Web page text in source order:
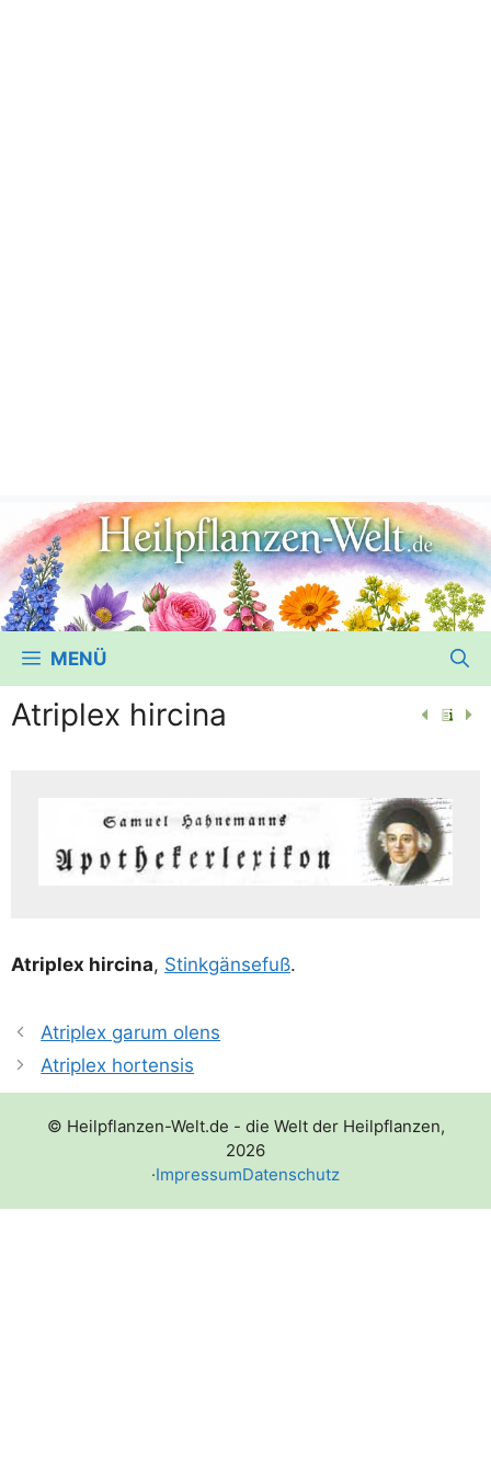
MENÜ
Atriplex hircina
Atri­plex hir­ci­na, Stink­gän­se­fuß.
Atriplex garum olens
Atriplex hortensis
© Heilpflanzen-Welt.de - die Welt der Heilpflanzen,
2026
·ImpressumDatenschutz